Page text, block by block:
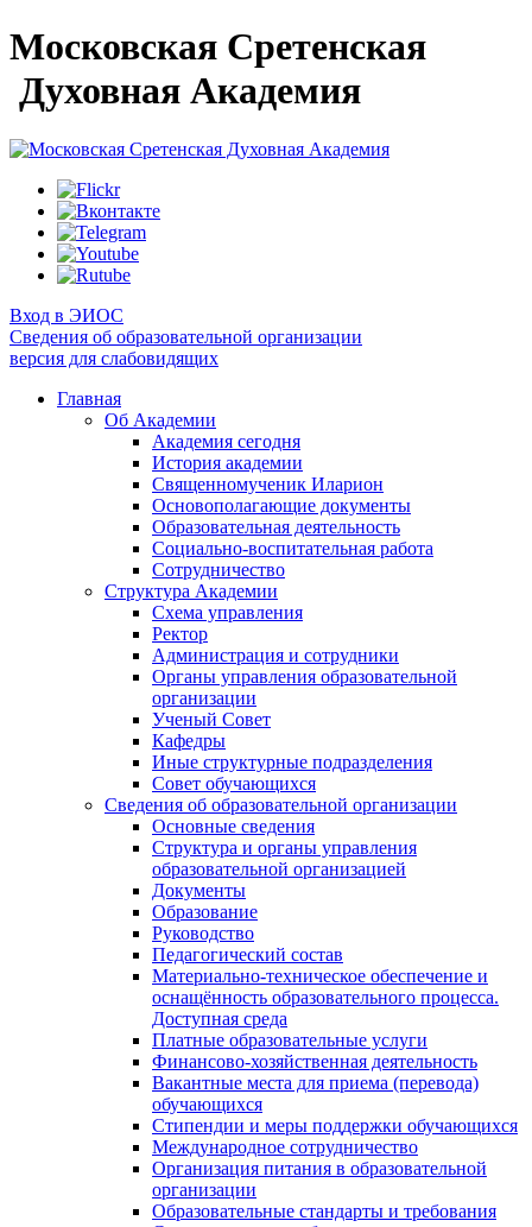
Московская Сретенская
Духовная Академия
Вход в ЭИОС
Сведения об образовательной организации
версия для слабовидящих
Главная
Об Академии
Академия сегодня
История академии
Священномученик Иларион
Основополагающие документы
Образовательная деятельность
Социально-воспитательная работа
Сотрудничество
Структура Академии
Схема управления
Ректор
Администрация и сотрудники
Органы управления образовательной
организации
Ученый Совет
Кафедры
Иные структурные подразделения
Совет обучающихся
Сведения об образовательной организации
Основные сведения
Структура и органы управления
образовательной организацией
Документы
Образование
Руководство
Педагогический состав
Материально-техническое обеспечение и
оснащённость образовательного процесса.
Доступная среда
Платные образовательные услуги
Финансово-хозяйственная деятельность
Вакантные места для приема (перевода)
обучающихся
Стипендии и меры поддержки обучающихся
Международное сотрудничество
Организация питания в образовательной
организации
Образовательные стандарты и требования